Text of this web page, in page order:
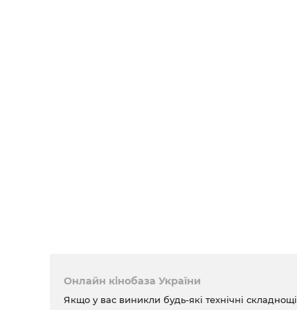
Онлайн кінобаза України
Якщо у вас виникли будь-які технічні